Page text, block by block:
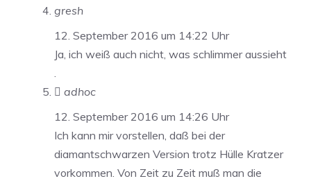
gresh
12. September 2016 um 14:22 Uhr
Ja, ich weiß auch nicht, was schlimmer aussieht
.
 adhoc
12. September 2016 um 14:26 Uhr
Ich kann mir vorstellen, daß bei der
diamantschwarzen Version trotz Hülle Kratzer
vorkommen. Von Zeit zu Zeit muß man die